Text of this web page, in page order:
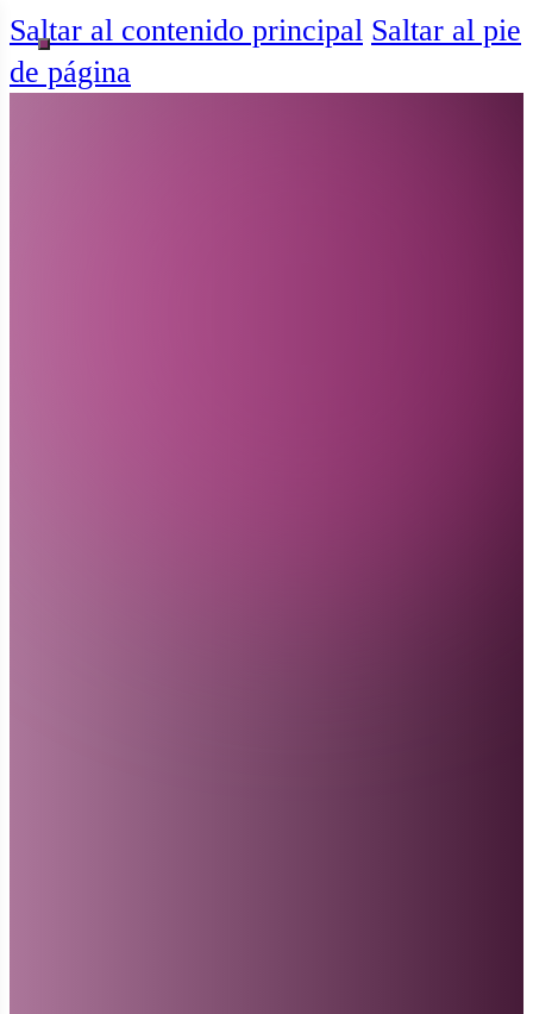
Saltar al contenido principal Saltar al pie
de página